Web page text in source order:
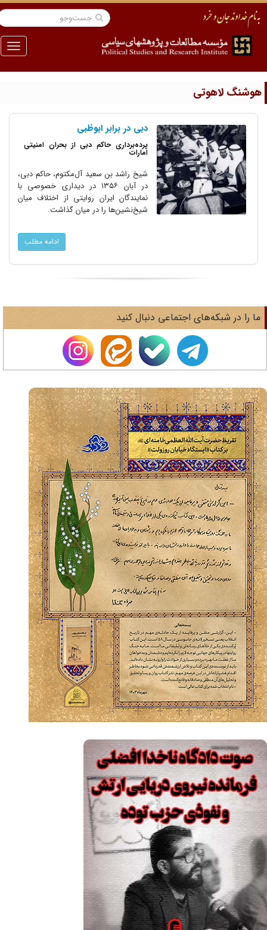
منو
لاهوتی
دبی در برابر ابوظبی
پرده‌برداری حاکم دبی از بحران امنیتی
امارات
شیخ راشد بن سعید آل‌مکتوم، حاکم دبی،
در آبان ۱۳۵۶ در دیداری خصوصی با
نمایندگان ایران روایتی از اختلاف میان
شیخ‌نشین‌ها را در میان گذاشت.
ادامه مطلب
را در شبکه‌های اجتماعی دنبال کنید